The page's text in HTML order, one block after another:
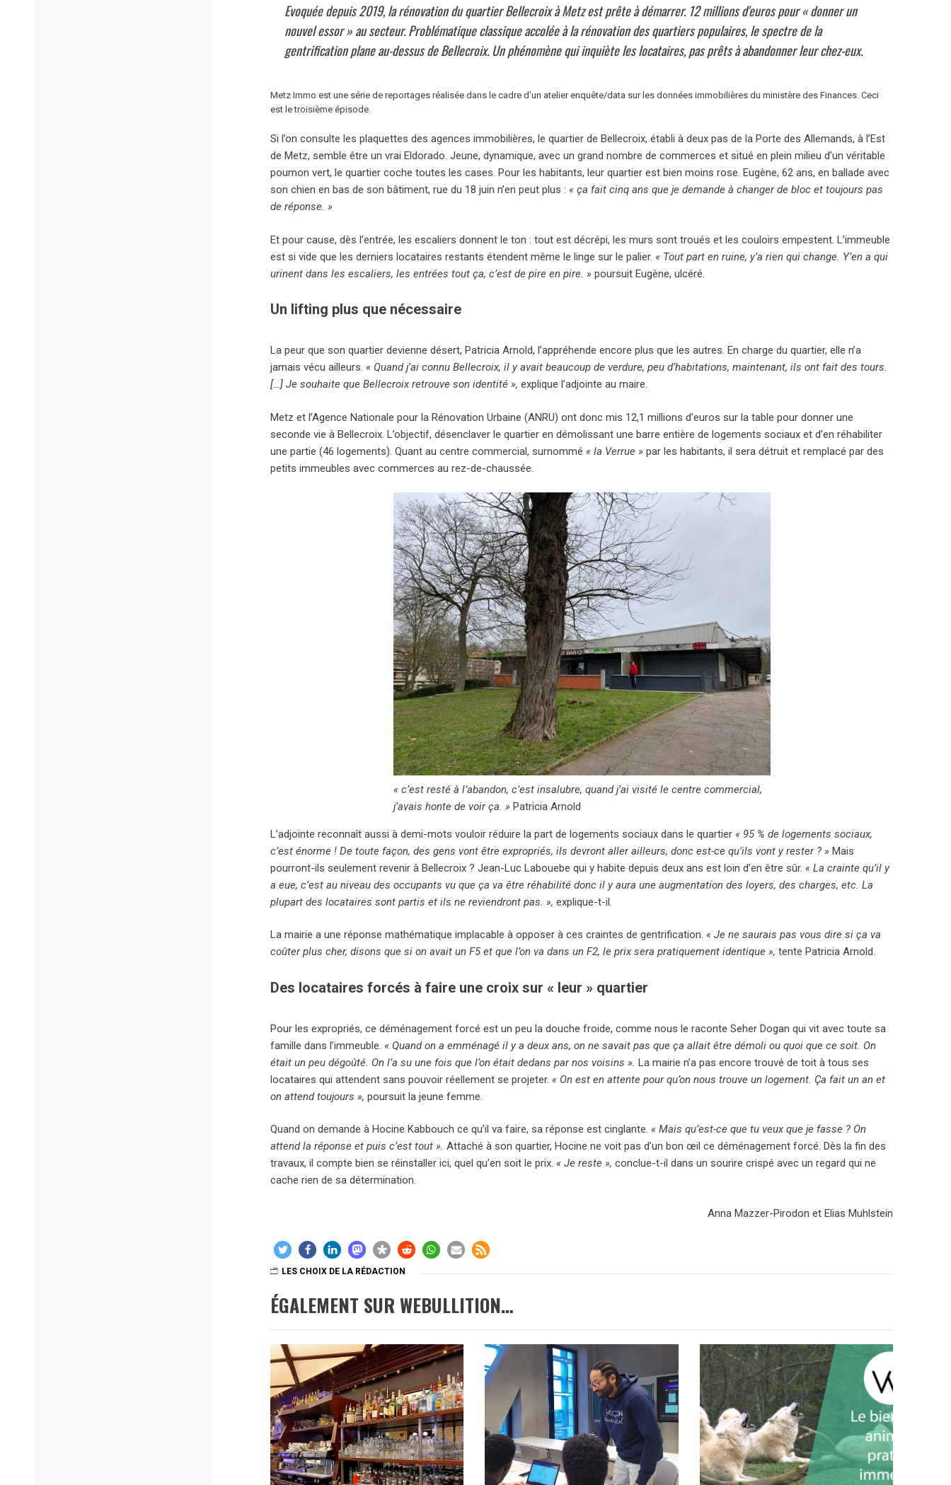
Evoquée depuis 2019, la rénovation du quartier Bellecroix à Metz est prête à démarrer. 12 millions d'euros pour « donner un
nouvel essor » au secteur. Problématique classique accolée à la rénovation des quartiers populaires, le spectre de la
gentrification plane au-dessus de Bellecroix. Un phénomène qui inquiète les locataires, pas prêts à abandonner leur chez-eux.
Metz Immo est une série de reportages réalisée dans le cadre d’un atelier enquête/data sur les données immobilières du ministère des Finances. Ceci
est le troisième épisode.
Si l’on consulte les plaquettes des agences immobilières, le quartier de Bellecroix, établi à deux pas de la Porte des Allemands, à l’Est
de Metz, semble être un vrai Eldorado. Jeune, dynamique, avec un grand nombre de commerces et situé en plein milieu d’un véritable
poumon vert, le quartier coche toutes les cases. Pour les habitants, leur quartier est bien moins rose. Eugène, 62 ans, en ballade avec
son chien en bas de son bâtiment, rue du 18 juin n’en peut plus :« ça fait cinq ans que je demande à changer de bloc et toujours pas
de réponse. »
Et pour cause, dès l’entrée, les escaliers donnent le ton : tout est décrépi, les murs sont troués et les couloirs empestent. L’immeuble
est si vide que les derniers locataires restants étendent même le linge sur le palier.« Tout part en ruine, y’a rien qui change. Y’en a qui
urinent dans les escaliers, les entrées tout ça, c’est de pire en pire. » poursuit Eugène, ulcéré.
Un lifting plus que nécessaire
La peur que son quartier devienne désert, Patricia Arnold, l’appréhende encore plus que les autres. En charge du quartier, elle n’a
jamais vécu ailleurs.« Quand j’ai connu Bellecroix, il y avait beaucoup de verdure, peu d’habitations, maintenant, ils ont fait des tours.
[…] Je souhaite que Bellecroix retrouve son identité »,explique l’adjointe au maire.
Metz et l’Agence Nationale pour la Rénovation Urbaine (ANRU) ont donc mis 12,1 millions d’euros sur la table pour donner une
seconde vie à Bellecroix. L’objectif, désenclaver le quartier en démolissant une barre entière de logements sociaux et d’en réhabiliter
une partie (46 logements). Quant au centre commercial, surnommé « la Verrue » par les habitants, il sera détruit et remplacé par des
petits immeubles avec commerces au rez-de-chaussée.
« c’est resté à l’abandon, c’est insalubre, quand j’ai visité le centre commercial,
j’avais honte de voir ça. » Patricia Arnold
L’adjointe reconnaît aussi à demi-mots vouloir réduire la part de logements sociaux dans le quartier« 95 % de logements sociaux,
c’est énorme ! De toute façon, des gens vont être expropriés, ils devront aller ailleurs, donc est-ce qu’ils vont y rester ? »Mais
pourront-ils seulement revenir à Bellecroix ? Jean-Luc Labouebe qui y habite depuis deux ans est loin d’en être sûr.« La crainte qu’il y
a eue, c’est au niveau des occupants vu que ça va être réhabilité donc il y aura une augmentation des loyers, des charges, etc. La
plupart des locataires sont partis et ils ne reviendront pas. »,explique-t-il.
La mairie a une réponse mathématique implacable à opposer à ces craintes de gentrification.« Je ne saurais pas vous dire si ça va
coûter plus cher, disons que si on avait un F5 et que l’on va dans un F2, le prix sera pratiquement identique »,tente Patricia Arnold.
Des locataires forcés à faire une croix sur « leur » quartier
Pour les expropriés, ce déménagement forcé est un peu la douche froide, comme nous le raconte Seher Dogan qui vit avec toute sa
famille dans l’immeuble.« Quand on a emménagé il y a deux ans, on ne savait pas que ça allait être démoli ou quoi que ce soit. On
était un peu dégoûté. On l’a su une fois que l’on était dedans par nos voisins ».La mairie n’a pas encore trouvé de toit à tous ses
locataires qui attendent sans pouvoir réellement se projeter.« On est en attente pour qu’on nous trouve un logement. Ça fait un an et
on attend toujours »,poursuit la jeune femme.
Quand on demande à Hocine Kabbouch ce qu’il va faire, sa réponse est cinglante.« Mais qu’est-ce que tu veux que je fasse ? On
attend la réponse et puis c’est tout ».Attaché à son quartier, Hocine ne voit pas d’un bon œil ce déménagement forcé. Dès la fin des
travaux, il compte bien se réinstaller ici, quel qu’en soit le prix.« Je reste »,conclue-t-il dans un sourire crispé avec un regard qui ne
cache rien de sa détermination.
Anna Mazzer-Pirodon et Elias Muhlstein
LES CHOIX DE LA RÉDACTION
ÉGALEMENT SUR WEBULLITION…